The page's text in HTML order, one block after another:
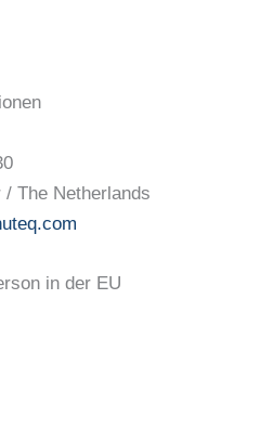
/ The Netherlands
in der EU